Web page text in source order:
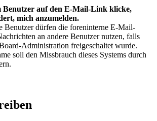
Benutzer auf den E-Mail-Link klicke,
mich anzumelden.
Benutzer dürfen die foreninterne E-Mail-
an andere Benutzer nutzen, falls
Administration freigeschaltet wurde.
soll den Missbrauch dieses Systems durch